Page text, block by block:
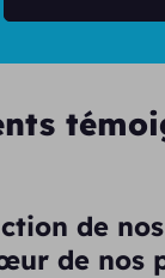
de
de nos